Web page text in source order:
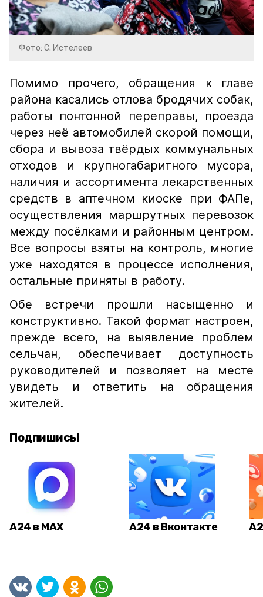
Фото: С. Истелеев
Помимо прочего, обращения к главе
района касались отлова бродячих собак,
работы понтонной переправы, проезда
через неё автомобилей скорой помощи,
сбора и вывоза твёрдых коммунальных
отходов и крупногабаритного мусора,
наличия и ассортимента лекарственных
средств в аптечном киоске при ФАПе,
осуществления маршрутных перевозок
между посёлками и районным центром.
Все вопросы взяты на контроль, многие
уже находятся в процессе исполнения,
остальные приняты в работу.
Обе встречи прошли насыщенно и
конструктивно. Такой формат настроен,
прежде всего, на выявление проблем
сельчан, обеспечивает доступность
руководителей и позволяет на месте
увидеть и ответить на обращения
жителей.
Подпишись!
А24 в MAX А24 в Вконтакте